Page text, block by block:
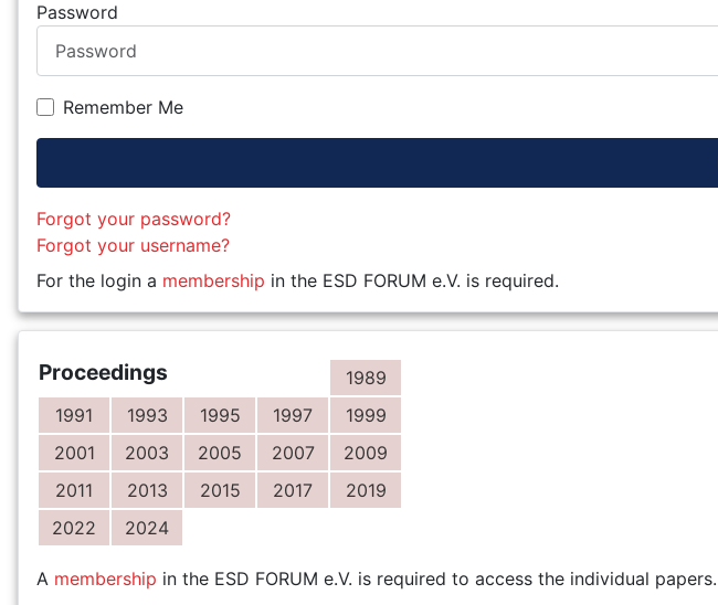
Password
Remember Me
Forgot your password?
Forgot your username?
For the login a membership in the ESD FORUM e.V. is required.
Proceedings
1989
1991
1993 1995 1997
1999
2001
2003 2005 2007
2009
2011
2013 2015 2017
2019
2022
2024
A membership in the ESD FORUM e.V. is required to access the individual papers.